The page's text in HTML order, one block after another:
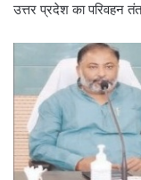
उत्तर प्रदेश का परिवहन